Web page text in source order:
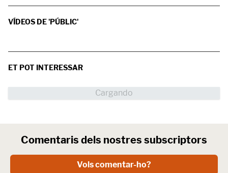
VÍDEOS DE 'PÚBLIC'
ET POT INTERESSAR
Comentaris dels nostres subscriptors
Vols comentar-ho?